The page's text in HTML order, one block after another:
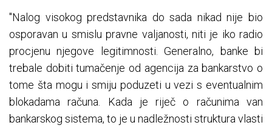
"Nalog visokog predstavnika do sada nikad nije bio
osporavan u smislu pravne valjanosti, niti je iko radio
procjenu njegove legitimnosti. Generalno, banke bi
trebale dobiti tumačenje od agencija za bankarstvo o
tome šta mogu i smiju poduzeti u vezi s eventualnim
blokadama računa. Kada je riječ o računima van
bankarskog sistema, to je u nadležnosti struktura vlasti